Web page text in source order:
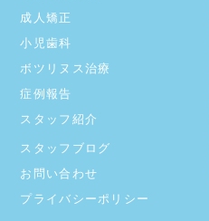
成人矯正
小児歯科
ボツリヌス治療
症例報告
スタッフ紹介
スタッフブログ
お問い合わせ
プライバシーポリシー